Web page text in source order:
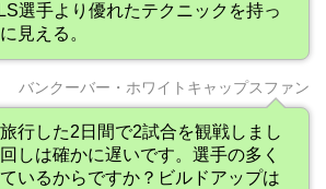
選手より優れたテクニックを持っ
見える。
バンクーバー・ホワイトキャップスファン
行した2日間で2試合を観戦しまし
しは確かに遅いです。選手の多く
いるからですか？ビルドアップは